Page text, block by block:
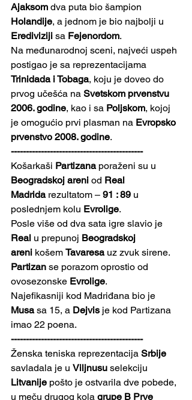
Ajaksom dva puta bio šampion
Holandije, a jednom je bio najbolji u
Erediviziji sa Fejenordom.
Na međunarodnoj sceni, najveći uspeh
postigao je sa reprezentacijama
Trinidada i Tobaga, koju je doveo do
prvog učešća na Svetskom prvenstvu
2006. godine, kao i sa Poljskom, kojoj
je omogućio prvi plasman na Evropsko
prvenstvo 2008. godine.
--------------------------------------------
Košarkaši Partizana poraženi su u
Beogradskoj areni od Real
Madrida rezultatom – 91 : 89 u
poslednjem kolu Evrolige.
Posle više od dva sata igre slavio je
Real u prepunoj Beogradskoj
areni košem Tavaresa uz zvuk sirene.
Partizan se porazom oprostio od
ovosezonske Evrolige.
Najefikasniji kod Madriđana bio je
Musa sa 15, a Dejvis je kod Partizana
imao 22 poena.
--------------------------------------------
Ženska teniska reprezentacija Srbije
savladala je u Viljnusu selekciju
Litvanije pošto je ostvarila dve pobede,
u meču drugog kola grupe B Prve